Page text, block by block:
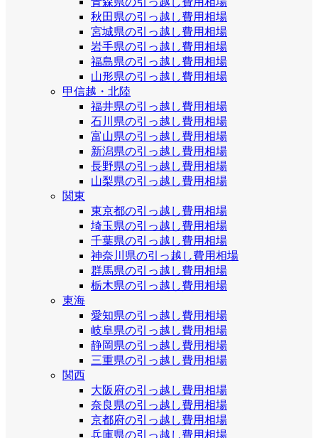
秋田県の引っ越し費用相場
宮城県の引っ越し費用相場
岩手県の引っ越し費用相場
福島県の引っ越し費用相場
山形県の引っ越し費用相場
甲信越・北陸
福井県の引っ越し費用相場
石川県の引っ越し費用相場
富山県の引っ越し費用相場
新潟県の引っ越し費用相場
長野県の引っ越し費用相場
山梨県の引っ越し費用相場
関東
東京都の引っ越し費用相場
埼玉県の引っ越し費用相場
千葉県の引っ越し費用相場
神奈川県の引っ越し費用相場
群馬県の引っ越し費用相場
栃木県の引っ越し費用相場
東海
愛知県の引っ越し費用相場
岐阜県の引っ越し費用相場
静岡県の引っ越し費用相場
三重県の引っ越し費用相場
関西
大阪府の引っ越し費用相場
奈良県の引っ越し費用相場
京都府の引っ越し費用相場
兵庫県の引っ越し費用相場